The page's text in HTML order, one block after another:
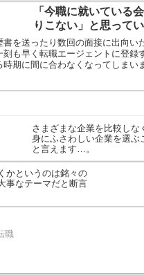
「今職に就いている
りこない」と思って
書を送ったり数回の面接に出向い
も早く転職エージェントに登録
期に間に合わなくなってしまい
さまざまな企業を比較しな
身にふさわしい企業を選ぶ
と言えます…。
かというのは銘々の
事なテーマだと断言
職